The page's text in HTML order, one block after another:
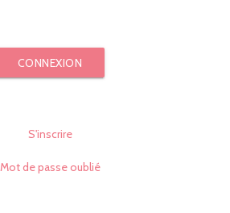
CONNEXION
S'inscrire
Mot de passe oublié